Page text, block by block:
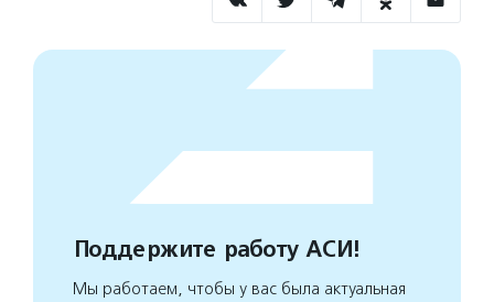
Поддержите работу АСИ!
Мы работаем, чтобы у вас была актуальная